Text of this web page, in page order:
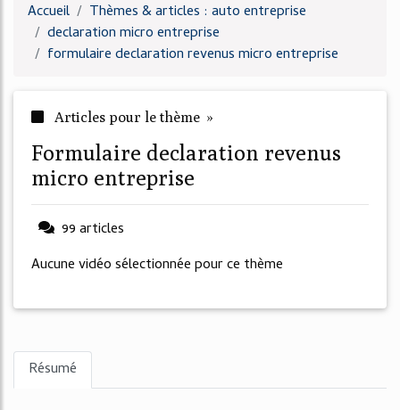
Accueil
Thèmes & articles : auto entreprise
declaration micro entreprise
formulaire declaration revenus micro entreprise
Articles pour le thème »
formulaire declaration revenus
micro entreprise
99 articles
Aucune vidéo sélectionnée pour ce thème
Résumé